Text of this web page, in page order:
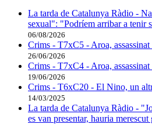
La tarda de Catalunya Ràdio -
sexual": "Podríem arribar a tenir
06/08/2026
Crims - T7xC5 - Aroa,
26/06/2026
Crims - T7xC4 - Aroa,
19/06/2026
Crims - T6xC20 - El Nino, un
14/03/2025
La tarda de Catalunya Ràdio -
es van presentar, hauria